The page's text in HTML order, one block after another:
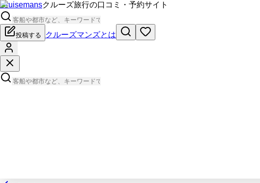
Cruisemansクルーズ旅行の口コミ・予約サイト
投稿する クルーズマンズとは